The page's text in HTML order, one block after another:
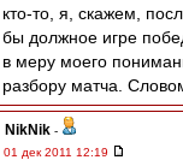
кто-то, я, скажем,
бы должное игре
в меру моего
разбору матча.
NikNik -
01 дек 2011 12:19